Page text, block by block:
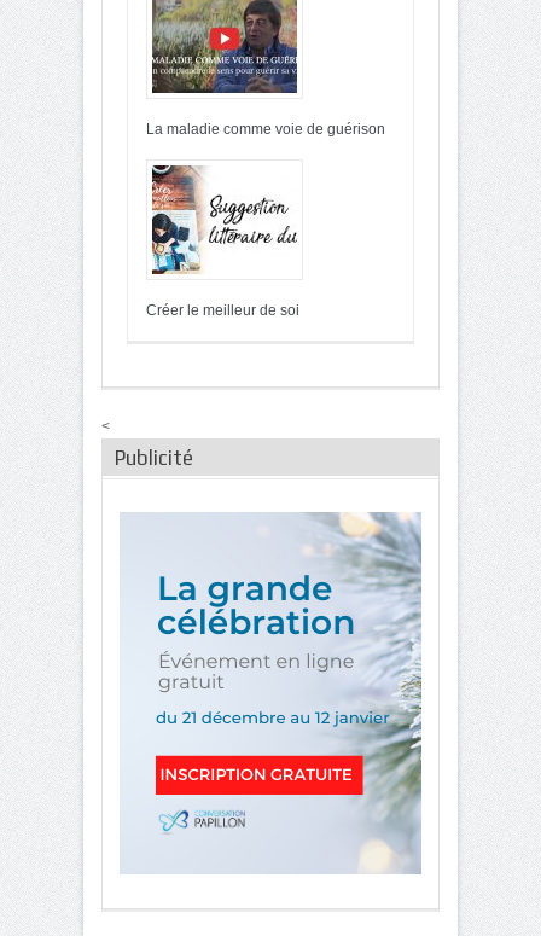
La maladie comme voie de guérison
Créer le meilleur de soi
<
Publicité